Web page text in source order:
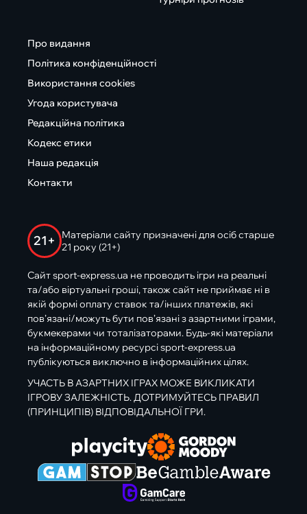
Про видання
Політика конфіденційності
Використання cookies
Угода користувача
Редакційна політика
Кодекс етики
Наша редакція
Контакти
21+
Матеріали сайту призначені для осіб старше
21 року (21+)
Сайт sport-express.ua не проводить ігри на реальні
та/або віртуальні гроші, також сайт не приймає ні в
якій формі оплату ставок та/інших платежів, які
пов’язані/можуть бути пов’язані з азартними іграми,
букмекерами чи тоталізаторами. Будь-які матеріали
на інформаційному ресурсі sport-express.ua
публікуються виключно в інформаційних цілях.
УЧАСТЬ В АЗАРТНИХ ІГРАХ МОЖЕ ВИКЛИКАТИ
ІГРОВУ ЗАЛЕЖНІСТЬ. ДОТРИМУЙТЕСЬ ПРАВИЛ
(ПРИНЦИПІВ) ВІДПОВІДАЛЬНОЇ ГРИ.